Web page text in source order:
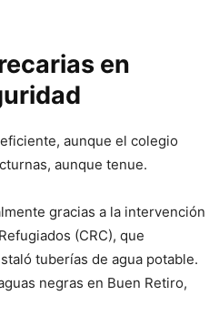
en
aunque el colegio
aunque tenue.
gracias a la intervención
(CRC), que
tuberías de agua potable.
negras en Buen Retiro,